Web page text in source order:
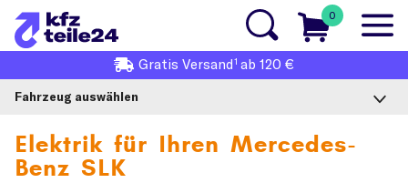
0
Gratis Versand1 ab 120 €
Fahrzeug auswählen
Elektrik für Ihren Mercedes-
Benz SLK